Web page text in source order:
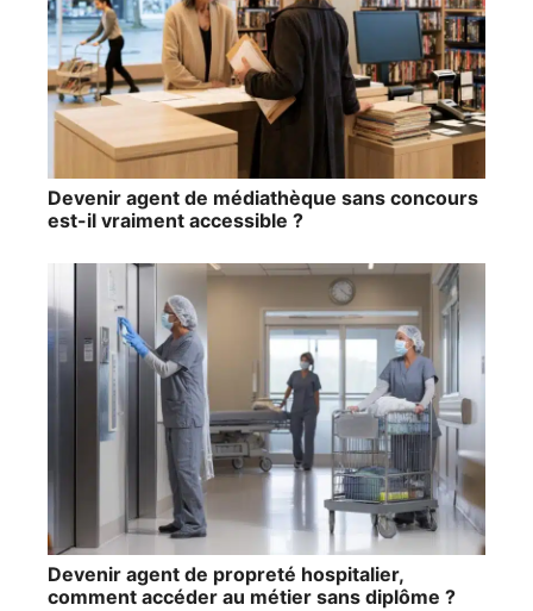
Devenir agent de médiathèque sans concours
est-il vraiment accessible ?
Devenir agent de propreté hospitalier,
comment accéder au métier sans diplôme ?